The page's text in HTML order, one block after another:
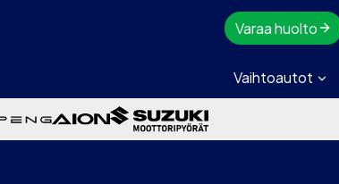
Varaa huolto
Vaihtoautot